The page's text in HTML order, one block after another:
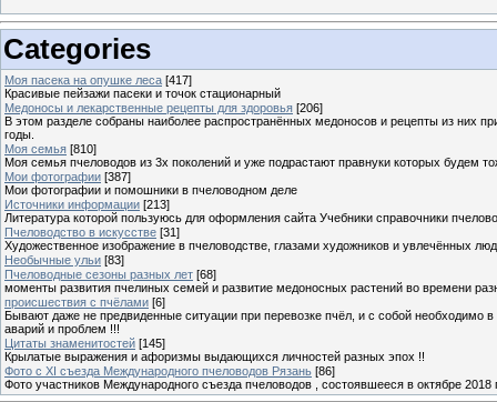
Categories
Моя пасека на опушке леса [417]
Красивые пейзажи пасеки и точок стационарный
Медоносы и лекарственные рецепты для здоровья [206]
В этом разделе собраны наиболее распространённых медоносов и рецепты из них
годы.
Моя семья [810]
Моя семья пчеловодов из 3х поколений и уже подрастают правнуки которых будем
Мои фотографии [387]
Мои фотографии и помошники в пчеловодном деле
Источники информации [213]
Литература которой пользуюсь для оформления сайта Учебники справочники
Пчеловодство в искусстве [31]
Художественное изображение в пчеловодстве, глазами художников и увлечённых
Необычные ульи [83]
Пчеловодные сезоны разных лет [68]
моменты развития пчелиных семей и развитие медоносных растений во времени
происшествия с пчёлами [6]
Бывают даже не предвиденные ситуации при перевозке пчёл, и с собой необходимо
аварий и проблем !!!
Цитаты знаменитостей [145]
Крылатые выражения и афоризмы выдающихся личностей разных эпох !!
Фото с XI съезда Международного пчеловодов Рязань [86]
Фото участников Международного съезда пчеловодов , состоявшееся в октябре 2018